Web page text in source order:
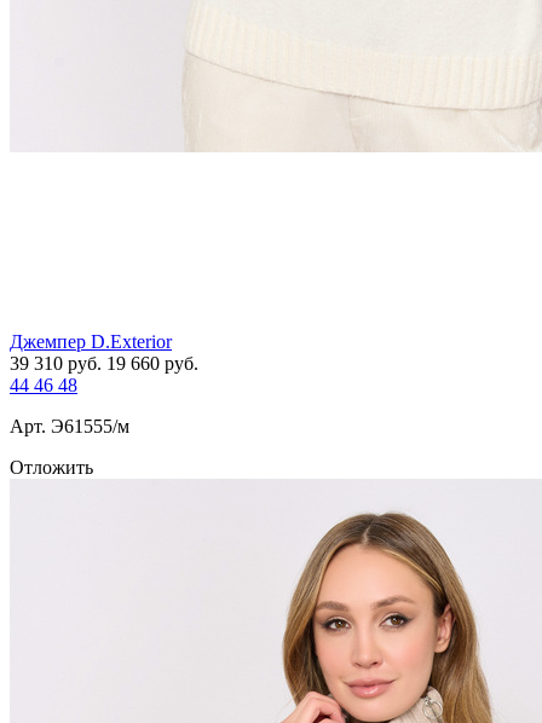
Джемпер D.Exterior
39 310 руб. 19 660 руб.
44 46 48
Арт. Э61555/м
Отложить